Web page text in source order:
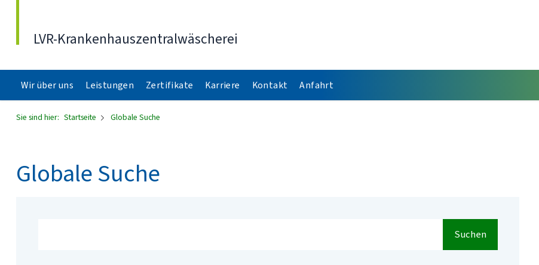
LVR-Krankenhauszentralwäscherei
Wir über uns Leistungen Zertifikate Karriere Kontakt Anfahrt
Sie sind hier: Startseite Globale Suche
Globale Suche
Suchen